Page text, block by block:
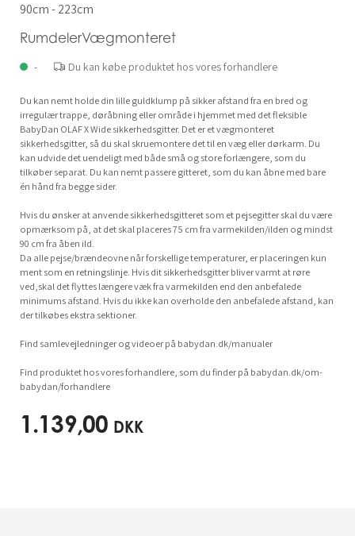
90cm - 223cm
RumdelerVægmonteret
- Du kan købe produktet hos vores forhandlere
Du kan nemt holde din lille guldklump på sikker afstand fra en bred og
irregulær trappe, døråbning eller område i hjemmet med det fleksible
BabyDan OLAF X Wide sikkerhedsgitter. Det er et vægmonteret
sikkerhedsgitter, så du skal skruemontere det til en væg eller dørkarm. Du
kan udvide det uendeligt med både små og store forlængere, som du
tilkøber separat. Du kan nemt passere gitteret, som du kan åbne med bare
én hånd fra begge sider.
Hvis du ønsker at anvende sikkerhedsgitteret som et pejsegitter skal du være
opmærksom på, at det skal placeres 75 cm fra varmekilden/ilden og mindst
90 cm fra åben ild.
Da alle pejse/brændeovne når forskellige temperaturer, er placeringen kun
ment som en retningslinje. Hvis dit sikkerhedsgitter bliver varmt at røre
ved,skal det flyttes længere væk fra varmekilden end den anbefalede
minimums afstand. Hvis du ikke kan overholde den anbefalede afstand, kan
der tilkøbes ekstra sektioner.
Find samlevejledninger og videoer på babydan.dk/manualer
Find produktet hos vores forhandlere, som du finder på babydan.dk/om-
babydan/forhandlere
1.139,00 DKK